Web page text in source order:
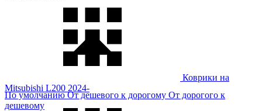
Коврики на
Mitsubishi L200 2024-
По умолчаниюОт дешевого к дорогому От дорогого к
дешевому